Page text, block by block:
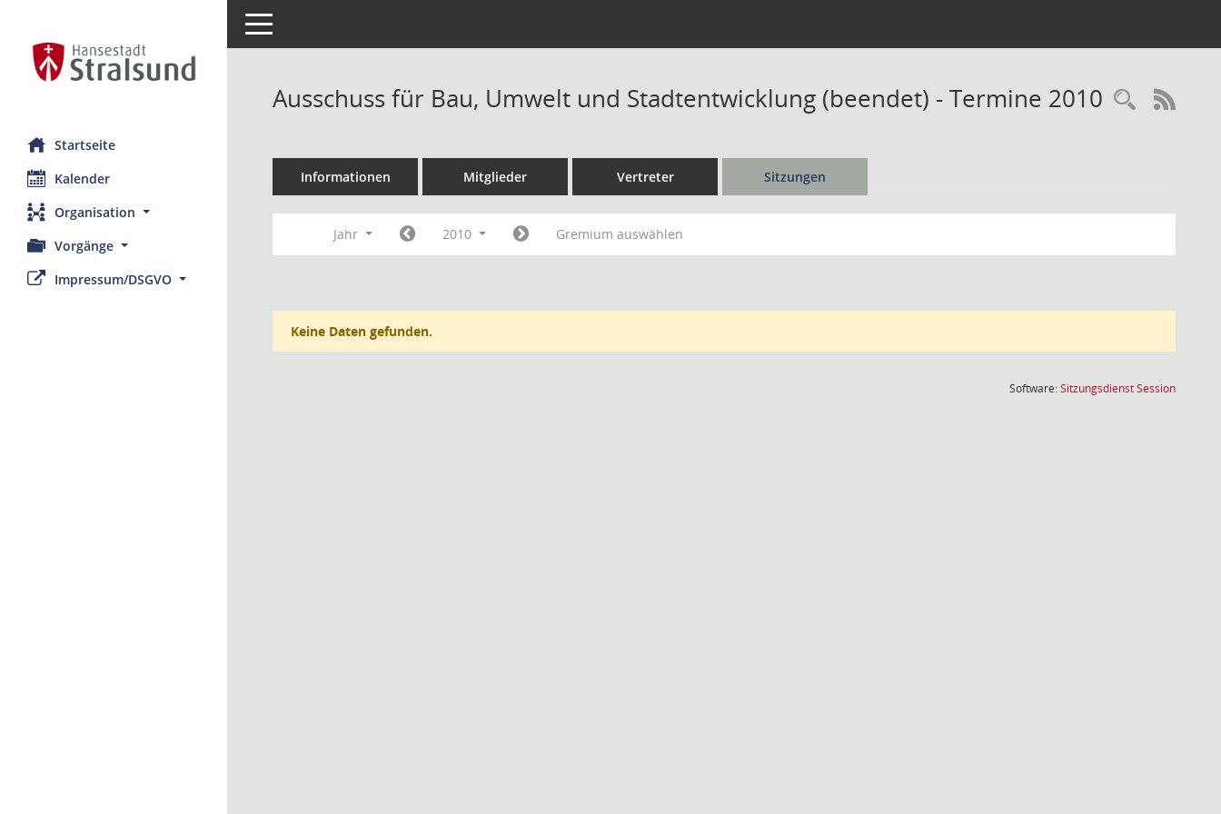
Startseite
Kalender
Organisation
Vorgänge
Impressum/DSGVO
Toggle navigation
Ausschuss für Bau, Umwelt und Stadtentwicklung (beendet) - Termine 2010
Informationen Mitglieder Vertreter Sitzungen
Jahr 2010 Gremium auswählen
Keine Daten gefunden.
Software:SitzungsdienstSession(Wird in